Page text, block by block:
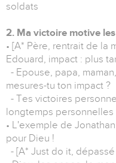
soldats
2. Ma victoire motive
• [A* Père, rentrait de la
Edouard, impact : plus
- Epouse, papa,
mesures-tu ton impact ?
- Tes victoires
longtemps personnelles
• L'exemple de
pour Dieu !
- [A* Just do it, dépassé